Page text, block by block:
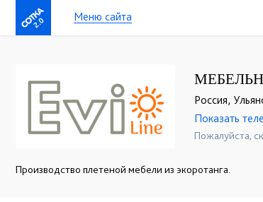
2.0 Меню сайта
Россия,
☎+7 (917)
Показать
Пожалуйста,
Производство плетеной мебели из экоротанга.